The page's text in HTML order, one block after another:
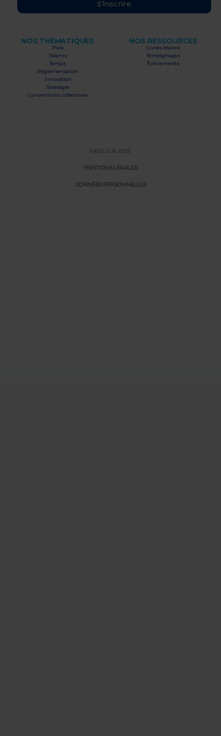
S’inscrire
NOS THÉMATIQUES
Paie
Talents
Temps
Règlementation
Innovation
Stratégie
Conventions collectives
NOS RESSOURCES
Livres blancs
Témoignages
Événements
NIBELIS © 2026
MENTIONS LÉGALES
DONNÉES PERSONNELLES